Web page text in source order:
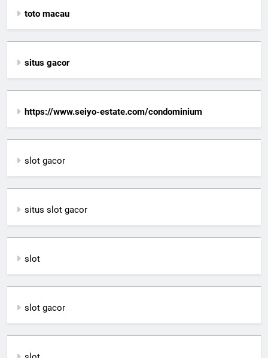
toto macau
situs gacor
https://www.seiyo-estate.com/condominium
slot gacor
situs slot gacor
slot
slot gacor